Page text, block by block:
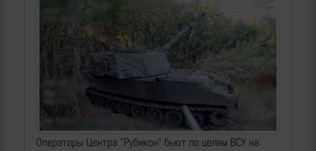
Операторы Центра "Рубикон" бьют по целям ВСУ на